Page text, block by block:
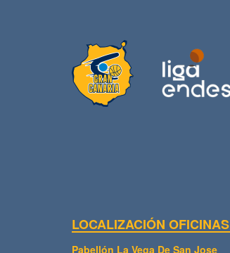
LOCALIZACIÓN OFICINAS
Pabellón La Vega De San Jose